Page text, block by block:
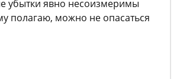
убытки явно несоизмеримы
полагаю, можно не опасаться